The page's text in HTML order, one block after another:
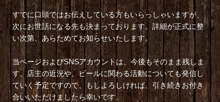
すでに口頭ではお伝えしている方もいらっしゃいますが、
次にお世話になる先も決まっております。詳細が正式に整
い次第、あらためてお知らせいたします。
当ページおよびSNSアカウントは、今後もそのまま残しま
す。店主の近況や、ビールに関わる活動についても発信し
ていく予定ですので、もしよろしければ、引き続きお付き
合いいただけましたら幸いです。